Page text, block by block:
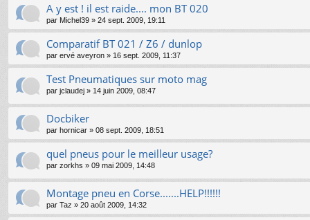
A y est ! il est raide.... mon BT 020
par Michel39 » 24 sept. 2009, 19:11
Comparatif BT 021 / Z6 / dunlop
par ervé aveyron » 16 sept. 2009, 11:37
Test Pneumatiques sur moto mag
par jclaudej » 14 juin 2009, 08:47
Docbiker
par hornicar » 08 sept. 2009, 18:51
quel pneus pour le meilleur usage?
par zorkhs » 09 mai 2009, 14:48
Montage pneu en Corse.......HELP!!!!!!
par Taz » 20 août 2009, 14:32